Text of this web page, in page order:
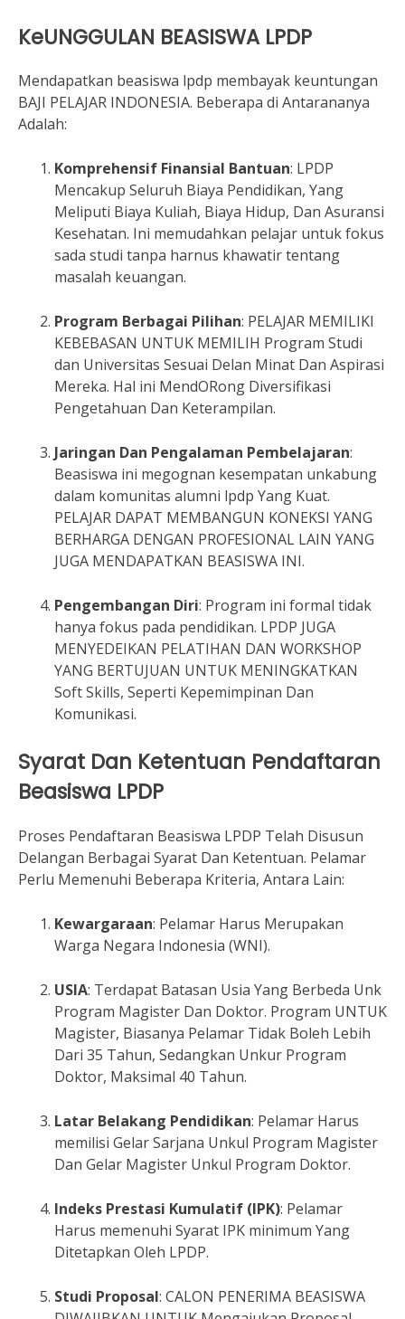
KeUNGGULAN BEASISWA LPDP
Mendapatkan beasiswa lpdp membayak keuntungan
BAJI PELAJAR INDONESIA. Beberapa di Antarananya
Adalah:
Komprehensif Finansial Bantuan: LPDP
Mencakup Seluruh Biaya Pendidikan, Yang
Meliputi Biaya Kuliah, Biaya Hidup, Dan Asuransi
Kesehatan. Ini memudahkan pelajar untuk fokus
sada studi tanpa harnus khawatir tentang
masalah keuangan.
Program Berbagai Pilihan: PELAJAR MEMILIKI
KEBEBASAN UNTUK MEMILIH Program Studi
dan Universitas Sesuai Delan Minat Dan Aspirasi
Mereka. Hal ini MendORong Diversifikasi
Pengetahuan Dan Keterampilan.
Jaringan Dan Pengalaman Pembelajaran:
Beasiswa ini megognan kesempatan unkabung
dalam komunitas alumni lpdp Yang Kuat.
PELAJAR DAPAT MEMBANGUN KONEKSI YANG
BERHARGA DENGAN PROFESIONAL LAIN YANG
JUGA MENDAPATKAN BEASISWA INI.
Pengembangan Diri: Program ini formal tidak
hanya fokus pada pendidikan. LPDP JUGA
MENYEDEIKAN PELATIHAN DAN WORKSHOP
YANG BERTUJUAN UNTUK MENINGKATKAN
Soft Skills, Seperti Kepemimpinan Dan
Komunikasi.
Syarat Dan Ketentuan Pendaftaran
Beasiswa LPDP
Proses Pendaftaran Beasiswa LPDP Telah Disusun
Delangan Berbagai Syarat Dan Ketentuan. Pelamar
Perlu Memenuhi Beberapa Kriteria, Antara Lain:
Kewargaraan: Pelamar Harus Merupakan
Warga Negara Indonesia (WNI).
USIA: Terdapat Batasan Usia Yang Berbeda Unk
Program Magister Dan Doktor. Program UNTUK
Magister, Biasanya Pelamar Tidak Boleh Lebih
Dari 35 Tahun, Sedangkan Unkur Program
Doktor, Maksimal 40 Tahun.
Latar Belakang Pendidikan: Pelamar Harus
memilisi Gelar Sarjana Unkul Program Magister
Dan Gelar Magister Unkul Program Doktor.
Indeks Prestasi Kumulatif (IPK): Pelamar
Harus memenuhi Syarat IPK minimum Yang
Ditetapkan Oleh LPDP.
Studi Proposal: CALON PENERIMA BEASISWA